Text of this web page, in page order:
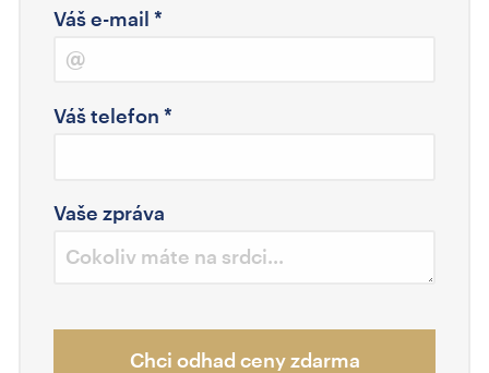
Váš e-mail *
Váš telefon *
Vaše zpráva
Chci odhad ceny zdarma